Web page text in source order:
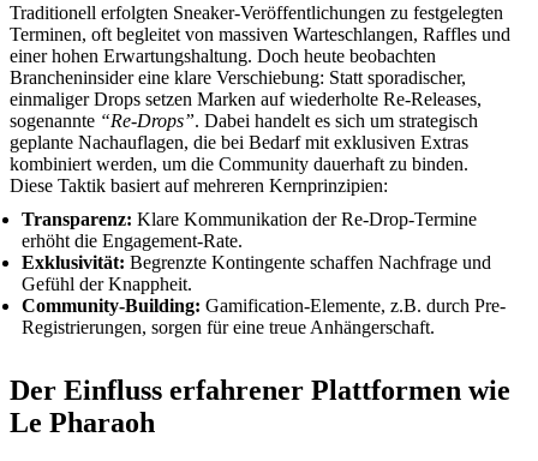
Traditionell erfolgten Sneaker-Veröffentlichungen zu festgelegten
Terminen, oft begleitet von massiven Warteschlangen, Raffles und
einer hohen Erwartungshaltung. Doch heute beobachten
Brancheninsider eine klare Verschiebung: Statt sporadischer,
einmaliger Drops setzen Marken auf wiederholte Re-Releases,
sogenannte “Re-Drops”. Dabei handelt es sich um strategisch
geplante Nachauflagen, die bei Bedarf mit exklusiven Extras
kombiniert werden, um die Community dauerhaft zu binden.
Diese Taktik basiert auf mehreren Kernprinzipien:
Transparenz: Klare Kommunikation der Re-Drop-Termine
erhöht die Engagement-Rate.
Exklusivität: Begrenzte Kontingente schaffen Nachfrage und
Gefühl der Knappheit.
Community-Building: Gamification-Elemente, z.B. durch Pre-
Registrierungen, sorgen für eine treue Anhängerschaft.
Der Einfluss erfahrener Plattformen wie
Le Pharaoh